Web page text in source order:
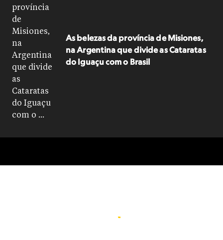
As belezas da província de Misiones,
na Argentina que divide as Cataratas
do Iguaçu com o Brasil